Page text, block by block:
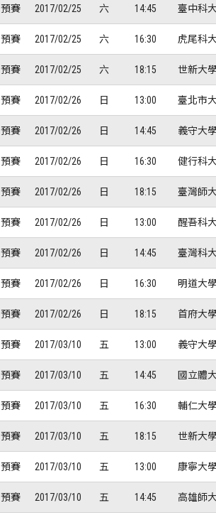
預賽 2017/02/25 六 14:45 臺中科
預賽 2017/02/25 六 16:30 虎尾科
預賽 2017/02/25 六 18:15 世新大
預賽 2017/02/26 日 13:00 臺北市
預賽 2017/02/26 日 14:45 義守大
預賽 2017/02/26 日 16:30 健行科
預賽 2017/02/26 日 18:15 臺灣師
預賽 2017/02/26 日 13:00 醒吾科
預賽 2017/02/26 日 14:45 臺灣科
預賽 2017/02/26 日 16:30 明道大
預賽 2017/02/26 日 18:15 首府大
預賽 2017/03/10 五 13:00 義守大
預賽 2017/03/10 五 14:45 國立體
預賽 2017/03/10 五 16:30 輔仁大
預賽 2017/03/10 五 18:15 世新大
預賽 2017/03/10 五 13:00 康寧大
預賽 2017/03/10 五 14:45 高雄師